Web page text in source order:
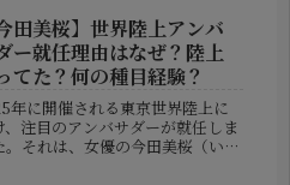
肺炎のため大阪市内の病院で亡く
ていたことが明らかになり...
今田美桜】世界陸上アンバ
ー就任理由はなぜ？陸上
てた？何の種目経験？
年に開催される東京世界陸上に
、注目のアンバサダーが就任しま
。それは、女優の今田美桜（いま